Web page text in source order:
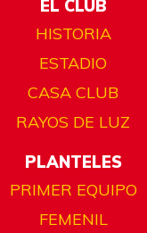
EL CLUB
HISTORIA
ESTADIO
CASA CLUB
RAYOS DE LUZ
PLANTELES
PRIMER EQUIPO
FEMENIL